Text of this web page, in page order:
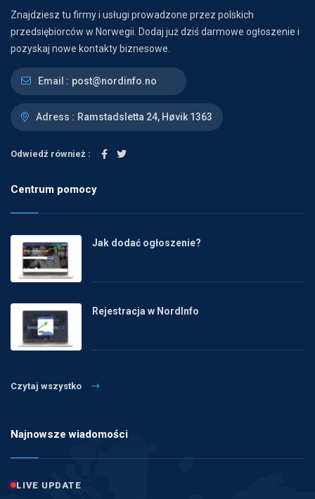
Znajdziesz tu firmy i usługi prowadzone przez polskich
przedsiębiorców w Norwegii. Dodaj już dziś darmowe ogłoszenie i
pozyskaj nowe kontakty biznesowe.
Email : post@nordinfo.no
Adress : Ramstadsletta 24, Høvik 1363
Odwiedź również :
Centrum pomocy
Jak dodać ogłoszenie?
Rejestracja w NordInfo
Czytaj wszystko
Najnowsze wiadomości
LIVE UPDATE